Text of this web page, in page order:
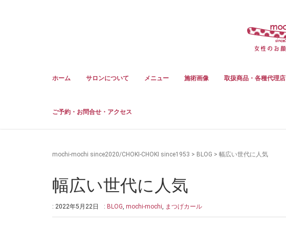
ホーム サロンについて メニュー 施術画像 取扱商品・各種代理店
ご予約・お問合せ・アクセス
mochi-mochi since2020/CHOKI-CHOKI since1953 > BLOG > 幅広い世代に人気
幅広い世代に人気
: 2022年5月22日 : BLOG, mochi-mochi, まつげカール